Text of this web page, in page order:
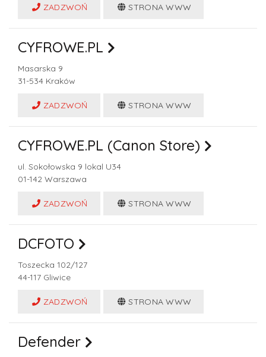
ZADZWOŃ STRONA WWW
CYFROWE.PL
Masarska 9
31-534 Kraków
ZADZWOŃ STRONA WWW
CYFROWE.PL (Canon Store)
ul. Sokołowska 9 lokal U34
01-142 Warszawa
ZADZWOŃ STRONA WWW
DCFOTO
Toszecka 102/127
44-117 Gliwice
ZADZWOŃ STRONA WWW
Defender